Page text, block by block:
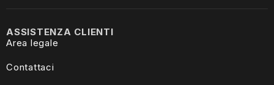
ASSISTENZA CLIENTI
Area legale
Contattaci